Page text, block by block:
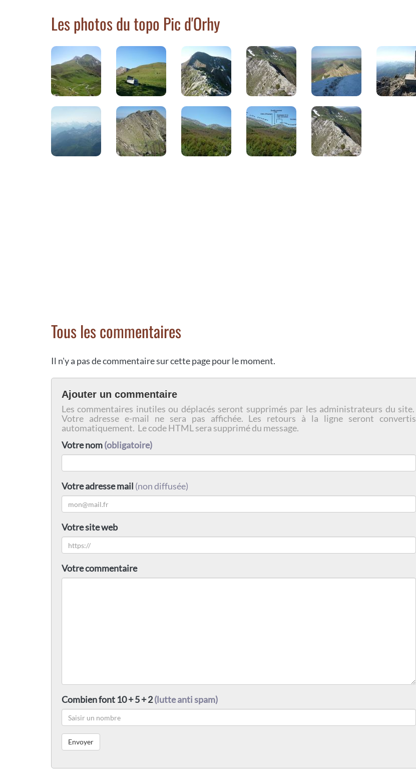
Les photos du topo Pic d'Orhy
Tous les commentaires
Il n'y a pas de commentaire sur cette page pour le moment.
Ajouter un commentaire
Les commentaires inutiles ou déplacés seront supprimés par les administrateurs du site.
Votre adresse e-mail ne sera pas affichée. Les retours à la ligne seront convertis
automatiquement. Le code HTML sera supprimé du message.
Votre nom(obligatoire)
Votre adresse mail (non diffusée)
Votre site web
Votre commentaire
Combien font 10 + 5 + 2(lutte anti spam)